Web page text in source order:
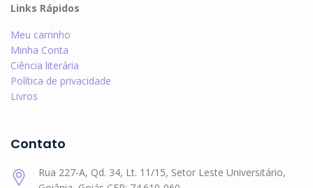
Links Rápidos
Meu carrinho
Minha Conta
Ciência literária
Política de privacidade
Livros
Contato
Rua 227-A, Qd. 34, Lt. 11/15, Setor Leste Universitário,